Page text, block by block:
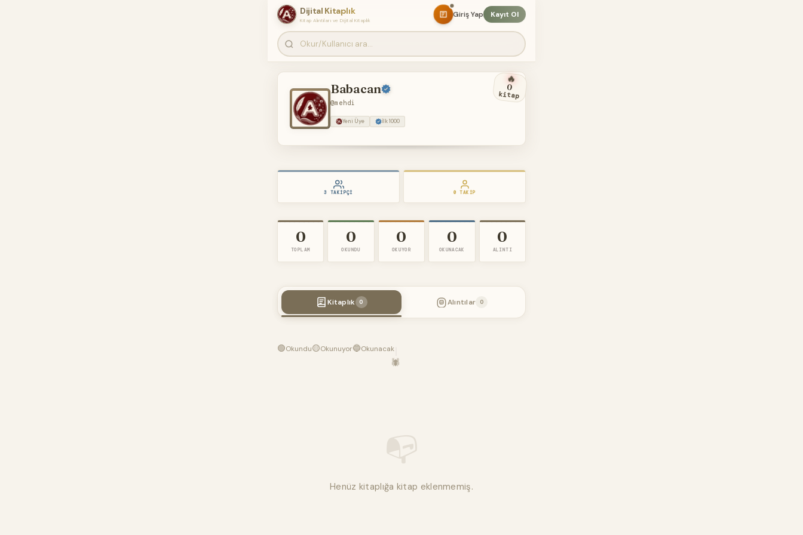
Dijital Kitaplık
Kitap Alıntıları ve Dijital Kitaplık
Giriş Yap Kayıt Ol
Babacan
🔥
0
kitap
@mehdi
Yeni Üye İlk 1000
3 TAKIPÇI 0 TAKIP
0
TOPLAM
0
OKUNDU
0
OKUYOR
0
OKUNACAK
0
ALINTI
Kitaplık 0 Alıntılar 0
🟢Okundu🟡Okunuyor🔵Okunacak
🕷️
📭
Henüz kitaplığa kitap eklenmemiş.